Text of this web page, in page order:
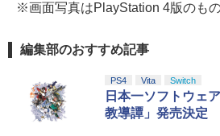
※画面写真はPlayStation 4版のもの
編集部のおすすめ記事
PS4 Vita Switch
日本一ソフトウェ
教導譚」発売決定